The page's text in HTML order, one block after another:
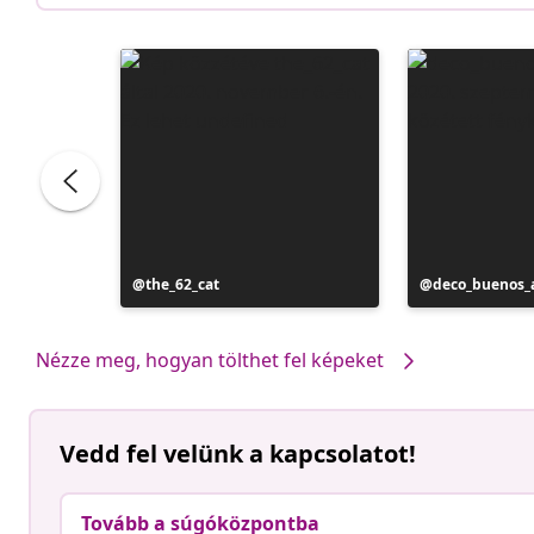
Bejegyzés
közzétevője
the_62_cat
Bejegyzés
közzétevője
Nézze meg, hogyan tölthet fel képeket
Vedd fel velünk a kapcsolatot!
Tovább a súgóközpontba